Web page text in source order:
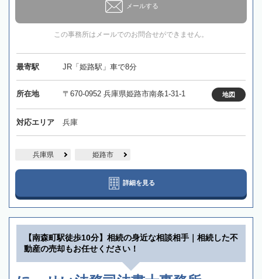
メールする
この事務所はメールでのお問合せができません。
最寄駅 JR「姫路駅」車で8分
所在地 〒670-0952 兵庫県姫路市南条1-31-1 地図
対応エリア 兵庫
兵庫県 姫路市
詳細を見る
【南森町駅徒歩10分】相続の身近な相談相手｜相続した不
動産の売却もお任せください！